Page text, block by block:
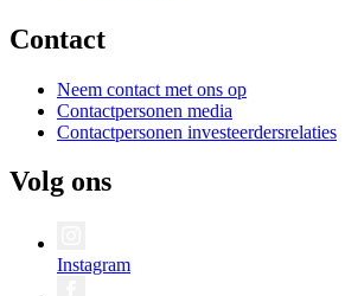
Contact
Neem contact met ons op
Contactpersonen media
Contactpersonen investeerdersrelaties
Volg ons
Instagram